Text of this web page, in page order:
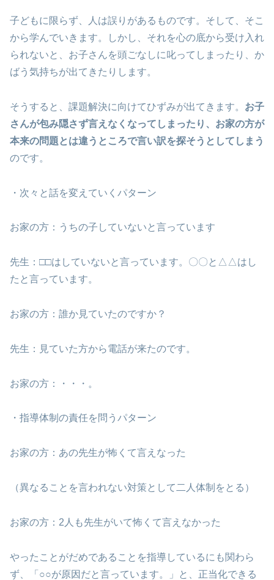
子どもに限らず、人は誤りがあるものです。そして、そこ
から学んでいきます。しかし、それを心の底から受け入れ
られないと、お子さんを頭ごなしに叱ってしまったり、か
ばう気持ちが出てきたりします。
そうすると、課題解決に向けてひずみが出てきます。 お子
さんが包み隠さず言えなくなってしまったり、お家の方が
本来の問題とは違うところで言い訳を探そうとしてしまう
のです。
・次々と話を変えていくパターン
お家の方：うちの子していないと言っています
先生：□□はしていないと言っています。〇〇と△△はし
たと言っています。
お家の方：誰か見ていたのですか？
先生：見ていた方から電話が来たのです。
お家の方：・・・。
・指導体制の責任を問うパターン
お家の方：あの先生が怖くて言えなった
（異なることを言われない対策として二人体制をとる）
お家の方：2人も先生がいて怖くて言えなかった
やったことがだめであることを指導しているにも関わら
ず、「○○が原因だと言っています。」と、正当化できる